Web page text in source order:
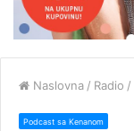
Naslovna / Radio /
Podcast sa Kenanom